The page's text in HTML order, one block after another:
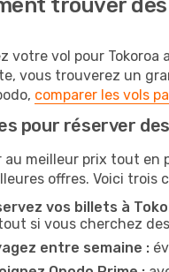
trouver
votre vol pour
vous trouverez un
comparer les vols
pour réserver
au meilleur prix tout en
offres. Voici trois
vos billets à
si vous cherchez des
entre semaine :